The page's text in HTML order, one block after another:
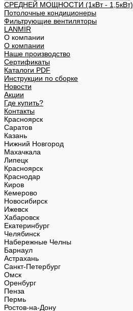
СРЕДНЕЙ МОЩНОСТИ (1кВт - 1,5кВт)
Потолочные кондиционеры
Фильтрующие вентиляторы
LANMIR
О компании
О компании
Наше производство
Сертификаты
Каталоги PDF
Инструкции по сборке
Новости
Акции
Где купить?
Контакты
Красноярск
Саратов
Казань
Нижний Новгород
Махачкала
Липецк
Красноярск
Краснодар
Киров
Кемерово
Новосибирск
Ижевск
Хабаровск
Екатеринбург
Челябинск
Набережные Челны
Барнаул
Астрахань
Санкт-Петербург
Омск
Оренбург
Пенза
Пермь
Ростов-на-Дону